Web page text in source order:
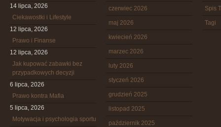
14 lipca, 2026
Ciekawostki i Lifestyle
12 lipca, 2026
Prawo i Finanse
12 lipca, 2026
Jak kupować zabawki bez
przypadkowych decyzji
6 lipca, 2026
Prawo kontra Mafia
5 lipca, 2026
Motywacja i psychologia sportu
czerwiec 2026
maj 2026
kwiecień 2026
marzec 2026
luty 2026
styczeń 2026
grudzień 2025
listopad 2025
październik 2025
Spis
Tagi